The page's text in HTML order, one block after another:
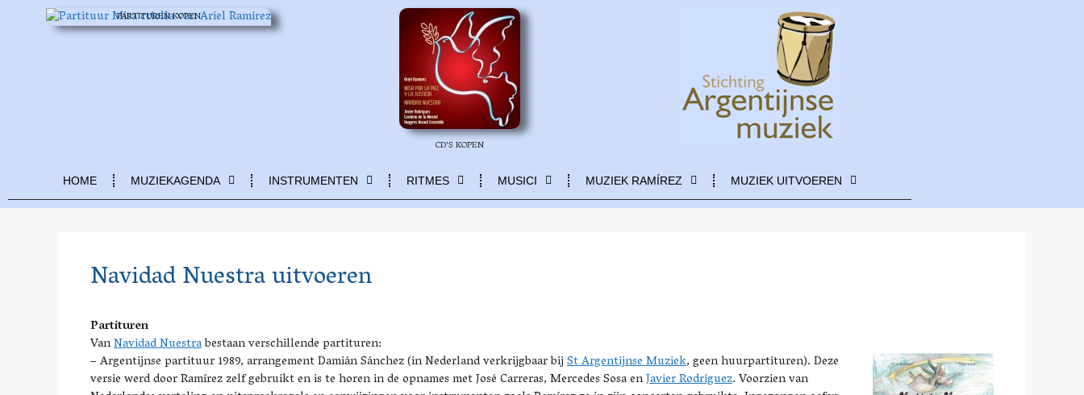
PARTITUREN KOPEN
CD'S KOPEN
HOME MUZIEKAGENDA INSTRUMENTEN RITMES MUSICI MUZIEK RAMÍREZ MUZIEK UITVOEREN
Navidad Nuestra uitvoeren
Partituren
VanNavidad Nuestrabestaan verschillende partituren:
–Argentijnse partituur 1989, arrangement Damián Sánchez (in Nederland verkrijgbaar bijSt Argentijnse Muziek, geen huurpartituren). Deze
versie werd door Ramírez zelf gebruikt en is te horen in de opnames met José Carreras, Mercedes Sosa enJavier Rodríguez. Voorzien van